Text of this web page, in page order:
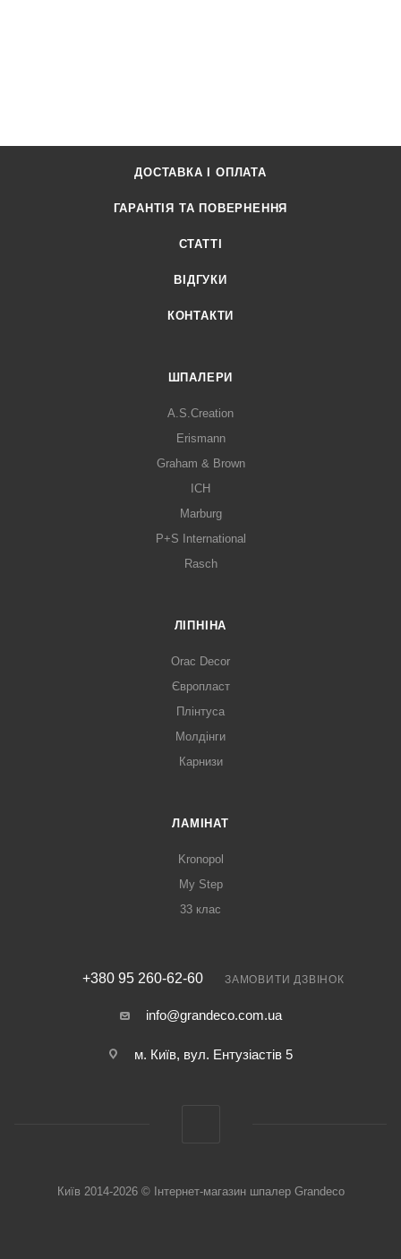
ДОСТАВКА І ОПЛАТА
ГАРАНТІЯ ТА ПОВЕРНЕННЯ
СТАТТІ
ВІДГУКИ
КОНТАКТИ
ШПАЛЕРИ
A.S.Creation
Erismann
Graham & Brown
ICH
Marburg
P+S International
Rasch
ЛІПНІНА
Orac Decor
Європласт
Плінтуса
Молдінги
Карнизи
ЛАМІНАТ
Kronopol
My Step
33 клас
+380 95 260-62-60 ЗАМОВИТИ ДЗВІНОК
info@grandeco.com.ua
м. Київ, вул. Ентузіастів 5
Київ 2014-2026 © Інтернет-магазин шпалер Grandeco